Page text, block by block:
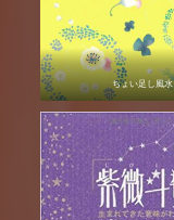
ちょい足し風水